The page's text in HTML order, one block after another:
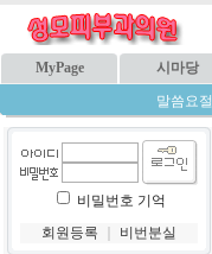
MyPage 시마당
말씀요절
비밀번호 기억
회원등록
비번분실